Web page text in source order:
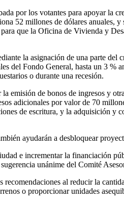
por los votantes para apoyar la
52 millones de dólares anuales, y
que la Oficina de Vivienda y
la asignación de una parte del
del Fondo General, hasta un 3 %
o durante una recesión.
emisión de bonos de ingresos y
adicionales por valor de 70
de escritura, y la adquisición y
ayudarán a desbloquear
e incrementar la financiación
unánime del Comité
al reducir la
o proporcionar unidades